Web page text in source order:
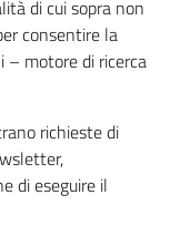
di cui sopra non
consentire la
– motore di ricerca
richieste di
di eseguire il